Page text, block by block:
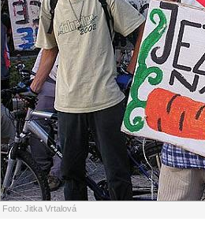
Foto: Jitka Vrtalová